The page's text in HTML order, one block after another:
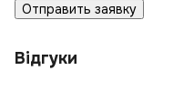
Отправить заявку
Відгуки